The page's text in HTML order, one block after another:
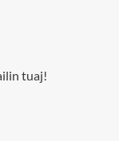
tuaj!